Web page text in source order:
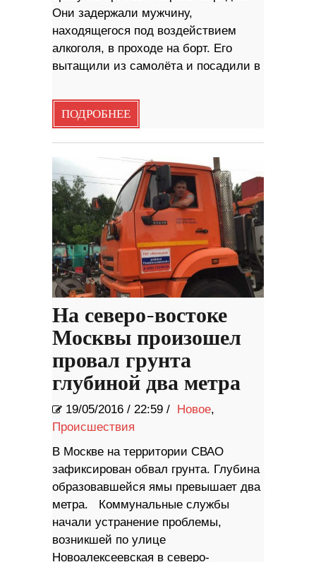
Они задержали мужчину,
находящегося под воздействием
алкоголя, в проходе на борт. Его
вытащили из самолёта и посадили в
ПОДРОБНЕЕ
На северо-востоке
Москвы произошел
провал грунта
глубиной два метра
19/05/2016 / 22:59 / Новое,
Происшествия
В Москве на территории СВАО
зафиксирован обвал грунта. Глубина
образовавшейся ямы превышает два
метра. Коммунальные службы
начали устранение проблемы,
возникшей по улице
Новоалексеевская в северо-